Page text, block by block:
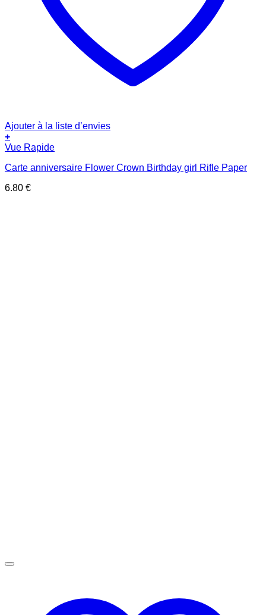
Ajouter à la liste d’envies
+
Vue Rapide
Carte anniversaire Flower Crown Birthday girl Rifle Paper
6.80 €